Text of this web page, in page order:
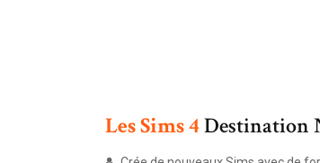
LesSims4Destination